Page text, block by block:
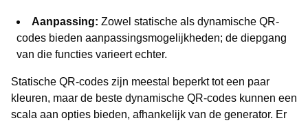
Aanpassing: Zowel statische als dynamische QR-
codes bieden aanpassingsmogelijkheden; de diepgang
van die functies varieert echter.
Statische QR-codes zijn meestal beperkt tot een paar
kleuren, maar de beste dynamische QR-codes kunnen een
scala aan opties bieden, afhankelijk van de generator. Er